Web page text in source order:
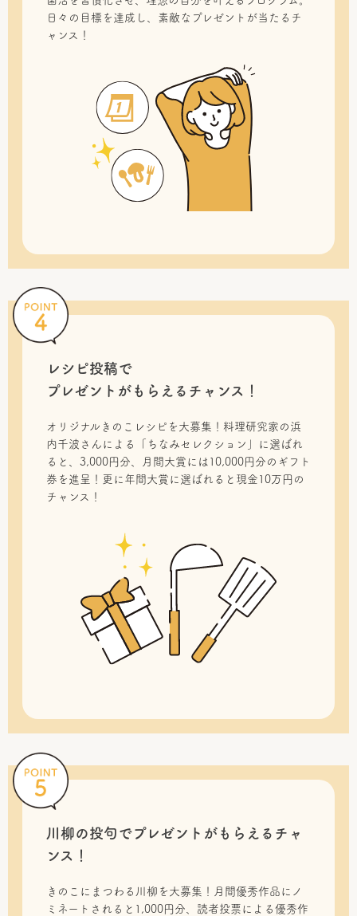
日々の目標を達成し、素敵なプレゼントが当たるチ
ャンス！
レシピ投稿で
プレゼントがもらえるチャンス！
オリジナルきのこレシピを大募集！料理研究家の浜
内千波さんによる「ちなみセレクション」に選ばれ
ると、3,000円分、月間大賞には10,000円分のギフト
券を進呈！更に年間大賞に選ばれると現金10万円の
チャンス！
川柳の投句でプレゼントがもらえるチャ
ンス！
きのこにまつわる川柳を大募集！月間優秀作品にノ
ミネートされると1,000円分、読者投票による優秀作